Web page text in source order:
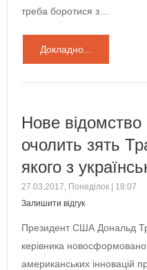
треба боротися з…
Докладно...
Нове
очолить зять
якого з
27.03.2017, Понеділок | 18:07
Залишити відгук
Президент США Дональд
керівника
американських інновацій